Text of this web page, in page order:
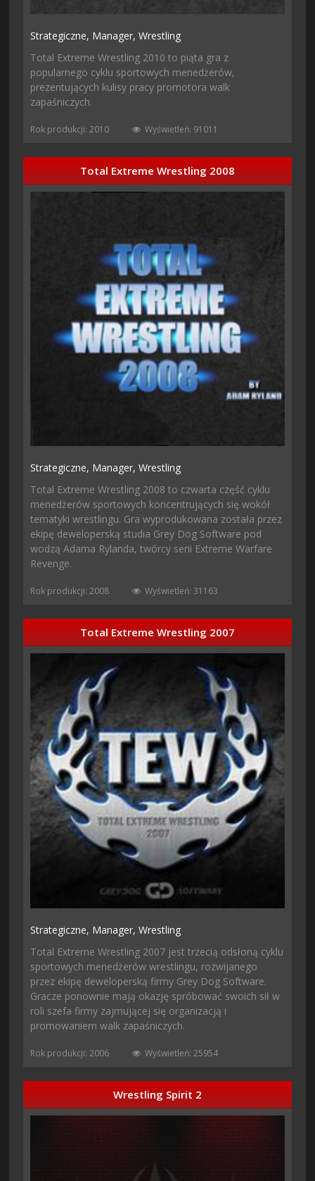
Strategiczne, Manager,Wrestling
Total Extreme Wrestling 2010 to piąta gra z
popularnego cyklu sportowych menedżerów,
prezentujących kulisy pracy promotora walk
zapaśniczych.
Rok produkcji: 2010 Wyświetleń: 91011
Total Extreme Wrestling 2008
Strategiczne, Manager,Wrestling
Total Extreme Wrestling 2008 to czwarta część cyklu
menedżerów sportowych koncentrujących się wokół
tematyki wrestlingu. Gra wyprodukowana została przez
ekipę deweloperską studia Grey Dog Software pod
wodzą Adama Rylanda, twórcy serii Extreme Warfare
Revenge.
Rok produkcji: 2008 Wyświetleń: 31163
Total Extreme Wrestling 2007
Strategiczne, Manager,Wrestling
Total Extreme Wrestling 2007 jest trzecią odsłoną cyklu
sportowych menedżerów wrestlingu, rozwijanego
przez ekipę deweloperską firmy Grey Dog Software.
Gracze ponownie mają okazję spróbować swoich sił w
roli szefa firmy zajmującej się organizacją i
promowaniem walk zapaśniczych.
Rok produkcji: 2006 Wyświetleń: 25954
Wrestling Spirit 2